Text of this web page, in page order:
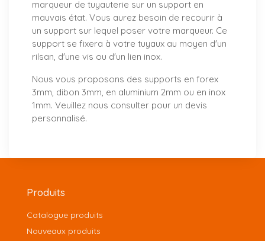
marqueur de tuyauterie sur un support en
mauvais état. Vous aurez besoin de recourir à
un support sur lequel poser votre marqueur. Ce
support se fixera à votre tuyaux au moyen d'un
rilsan, d'une vis ou d'un lien inox.
Nous vous proposons des supports en forex
3mm, dibon 3mm, en aluminium 2mm ou en inox
1mm. Veuillez nous consulter pour un devis
personnalisé.
Produits
Catalogue produits
Nouveaux produits